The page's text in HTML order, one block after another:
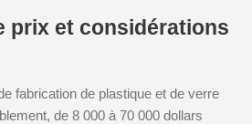
prix et considérations
fabrication de plastique et de verre
de 8 000 à 70 000 dollars